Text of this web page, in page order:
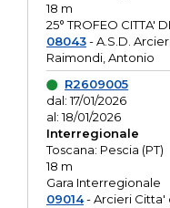
18 m
25° TROFEO CITTA'
08043- A.S.D.
Raimondi, Antonio
R2609005
dal: 17/01/2026
al: 18/01/2026
Interregionale
Toscana: Pescia (PT)
18 m
Gara Interregionale
09014- Arcieri Citta'